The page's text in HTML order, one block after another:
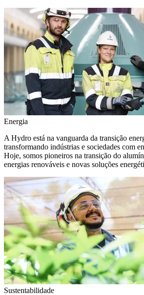
Energia
A Hydro está na vanguarda da transição
transformando indústrias e sociedades com
Hoje, somos pioneiros na transição do
energias renováveis e novas soluções
Sustentabilidade